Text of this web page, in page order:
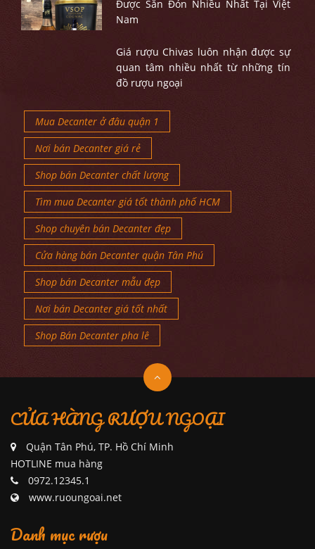
Được Săn Đón Nhiều Nhất Tại Việt
Nam
Giá rượu Chivas luôn nhận được sự
quan tâm nhiều nhất từ những tín
đồ rượu ngoại
Mua Decanter ở đâu quận 1
Nơi bán Decanter giá rẻ
Shop bán Decanter chất lượng
Tìm mua Decanter giá tốt thành phố HCM
Shop chuyên bán Decanter đẹp
Cửa hàng bán Decanter quận Tân Phú
Shop bán Decanter mẫu đẹp
Nơi bán Decanter giá tốt nhất
Shop Bán Decanter pha lê
CỬA HÀNG RƯỢU NGOẠI
Quận Tân Phú, TP. Hồ Chí Minh
HOTLINE mua hàng
0972.12345.1
www.ruoungoai.net
Danh mục rượu